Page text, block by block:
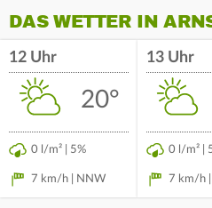
DAS WETTER IN
12 Uhr
20°
0 l/m² | 5%
7 km/h | NNW
13 Uhr
0 l/m² |
7 km/h